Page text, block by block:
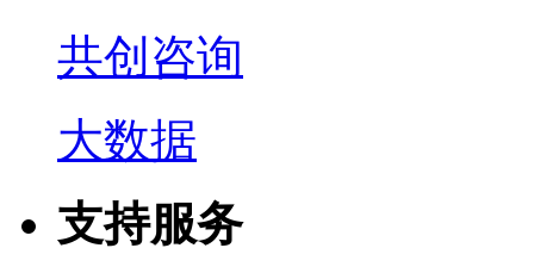
共创咨询
大数据
支持服务